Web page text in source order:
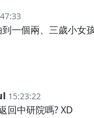
一個兩、三歲小女
15:23:22
回中研院嗎? XD